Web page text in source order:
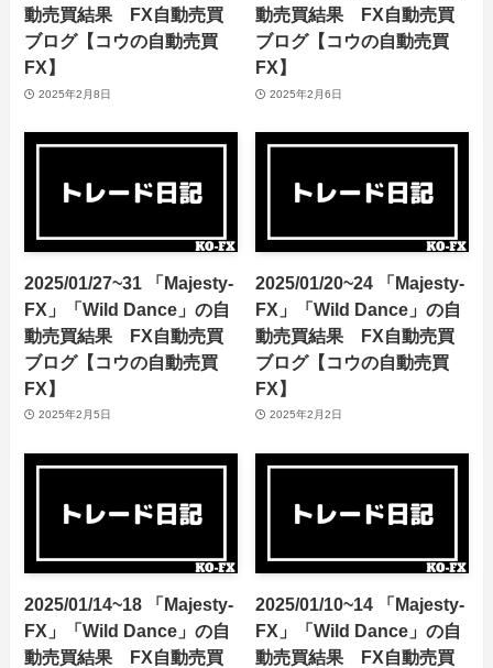
動売買結果 FX自動売買
ブログ【コウの自動売買
FX】
2025年2月8日
動売買結果 FX自動売買
ブログ【コウの自動売買
FX】
2025年2月6日
2025/01/27~31 「Majesty-
FX」「Wild Dance」の自
動売買結果 FX自動売買
ブログ【コウの自動売買
FX】
2025年2月5日
2025/01/20~24 「Majesty-
FX」「Wild Dance」の自
動売買結果 FX自動売買
ブログ【コウの自動売買
FX】
2025年2月2日
2025/01/14~18 「Majesty-
FX」「Wild Dance」の自
動売買結果 FX自動売買
2025/01/10~14 「Majesty-
FX」「Wild Dance」の自
動売買結果 FX自動売買